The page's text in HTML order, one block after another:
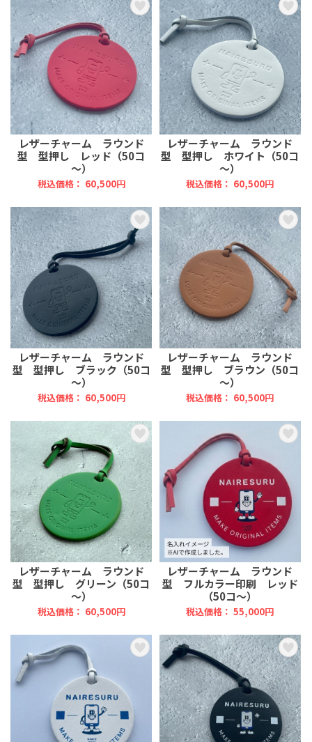
レザーチャーム ラウンド
型 型押し レッド（50コ
～）
税込価格： 60,500円
レザーチャーム ラウンド
型 型押し ホワイト（50コ
～）
税込価格： 60,500円
レザーチャーム ラウンド
型 型押し ブラック（50コ
～）
税込価格： 60,500円
レザーチャーム ラウンド
型 型押し ブラウン（50コ
～）
税込価格： 60,500円
レザーチャーム ラウンド
型 型押し グリーン（50コ
～）
税込価格： 60,500円
レザーチャーム ラウンド
型 フルカラー印刷 レッド
（50コ～）
税込価格： 55,000円